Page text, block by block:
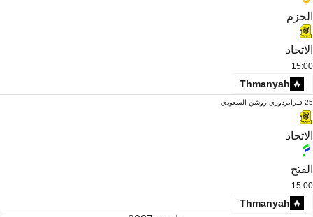
الحزم
الاتحاد
15:00
Thmanyah
25 فبراير دوري روشن السعودي
الاتحاد
الفتح
15:00
Thmanyah